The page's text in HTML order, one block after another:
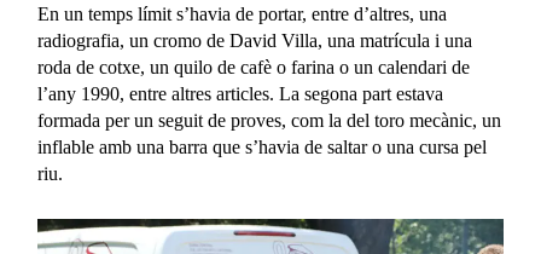
En un temps límit s’havia de portar, entre d’altres, una
radiografia, un cromo de David Villa, una matrícula i una
roda de cotxe, un quilo de cafè o farina o un calendari de
l’any 1990, entre altres articles. La segona part estava
formada per un seguit de proves, com la del toro mecànic, un
inflable amb una barra que s’havia de saltar o una cursa pel
riu.